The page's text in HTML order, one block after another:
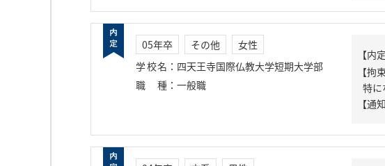
05年卒 その他
女性
学校名 ： 四天王寺国際仏教大学短期大学部
職種 ： 一般職
【内
【拘
特に
【通